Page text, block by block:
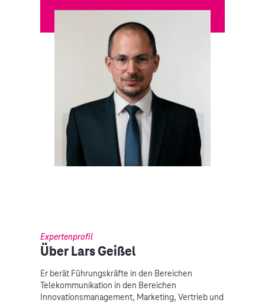
Expertenprofil
Über Lars Geißel
Er berät Führungskräfte in den Bereichen
Telekommunikation in den Bereichen
Innovationsmanagement, Marketing, Vertrieb und